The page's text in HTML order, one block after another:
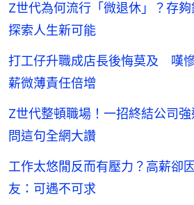
Z世代為何流行「微退休」？存
探索人生新可能
打工仔升職成店長後悔莫及 嘆
薪微薄責任倍增
Z世代整頓職場！一招終結公司
問這句全網大讚
工作太悠閒反而有壓力？高薪卻
友：可遇不可求